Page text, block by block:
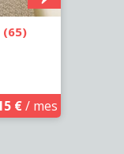
(65)
€/ mes